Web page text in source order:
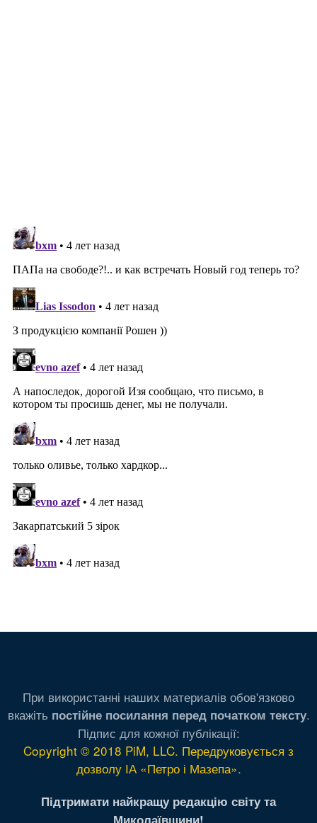
При використанні наших материалів обов'язково
вкажіть постійне посилання перед початком тексту.
Підпис для кожної публікації:
Copyright © 2018 PiM, LLC. Передруковується з
дозволу ІА «Петро і Мазепа».
Підтримати найкращу редакцію світу та
Миколаївщини!